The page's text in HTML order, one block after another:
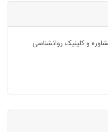
و کلینیک روانشناسی